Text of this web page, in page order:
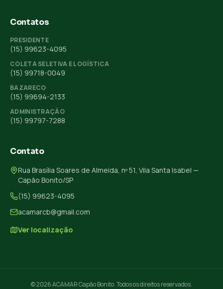
Contatos
PRESIDENTE
(15) 99623-4095
COLETA SELETIVA E LOGÍSTICA
(15) 99718-0049
BAZARECO
(15) 99694-2133
ADMINISTRAÇÃO
(15) 99797-7288
Contato
Rua Brasília Soares de Almeida, nº 51, Vila Santa Isabel —
Capão Bonito/SP
(15) 99623-4095
acamarcb@gmail.com
Ver localização
© 2026 ACAMAR Capão Bonito. Todos os direitos reservados.